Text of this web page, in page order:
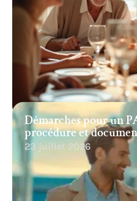
Démarches pour un
procédure et
23 juillet 2026